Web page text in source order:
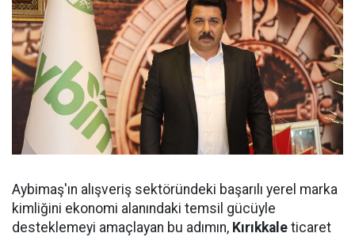
Aybimaş'ın alışveriş sektöründeki başarılı yerel marka
kimliğini ekonomi alanındaki temsil gücüyle
desteklemeyi amaçlayan bu adımın, Kırıkkale ticaret